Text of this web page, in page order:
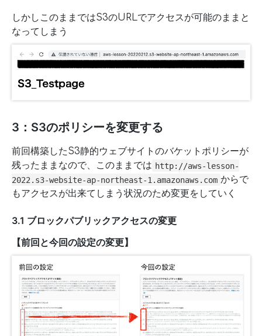
しかしこのままではS3のURLでアクセスが可能のままと
なってしまう
3：S3のポリシーを変更する
前回構築したS3静的ウェブサイトのバケットポリシーが
残ったままなので、このままでは http://aws-lesson-
2022.s3-website-ap-northeast-1.amazonaws.com からで
もアクセスが出来てしまう状況のため変更をしていく
3.1 ブロックパブリックアクセスの変更
【前回と今回の設定の変更】